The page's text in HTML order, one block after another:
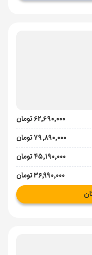
۶۲٬۶۹۰٬۰۰۰ تومان
۷۹٬۸۹۰٬۰۰۰ تومان
۴۵٬۱۹۰٬۰۰۰ تومان
۳۶٬۹۹۰٬۰۰۰ تومان